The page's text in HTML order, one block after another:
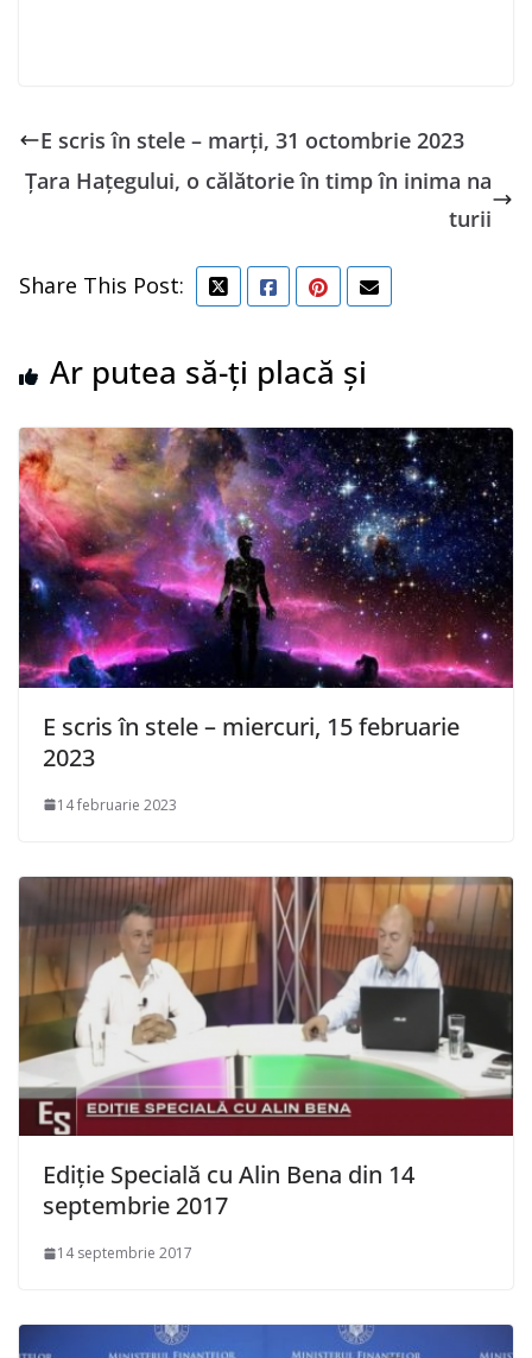
E scris în stele – marți, 31 octombrie 2023
Țara Hațegului, o călătorie în timp în inima na
turii
Share This Post:
Ar putea să-ți placă și
E scris în stele – miercuri, 15 februarie
2023
14 februarie 2023
Ediție Specială cu Alin Bena din 14
septembrie 2017
14 septembrie 2017